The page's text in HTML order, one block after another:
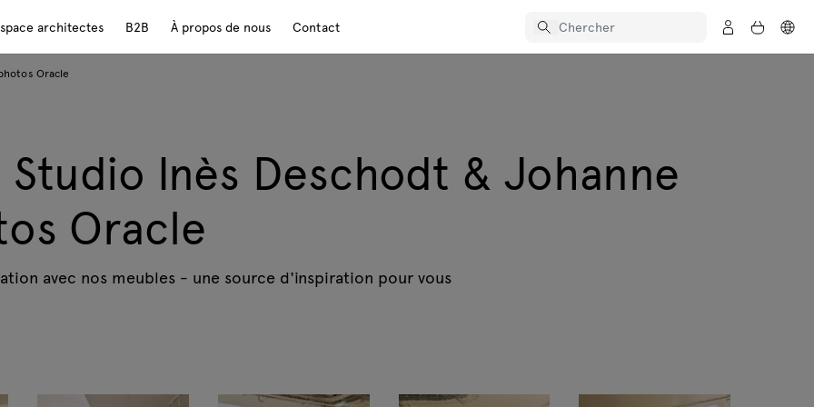
architectes B2B À propos de nous Contact
Oracle
Inès Deschodt & Johanne
Oracle
avec nos meubles - une source d'inspiration pour vous